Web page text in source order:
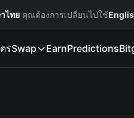
ไทย คุณต้องการเปลี่ยนไปใช้
รSwap EarnPredictions